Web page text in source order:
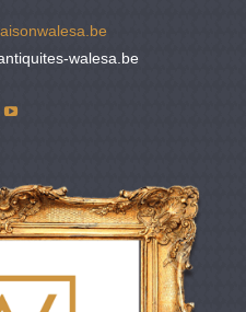
walesa.be
Facebook